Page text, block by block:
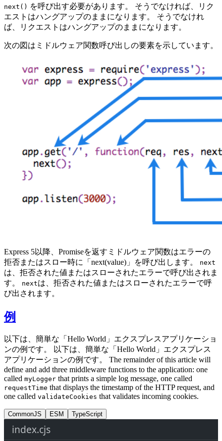
next() を呼び出す必要があります。 そうでなければ、リク
エストはハングアップのままになります。 そうでなけれ
ば、リクエストはハングアップのままになります。
次の図はミドルウェア関数呼び出しの要素を示しています。
Express 5以降、Promiseを返すミドルウェア関数はエラーの
拒否またはスロー時に「next(value)」を呼び出します。
next
は、拒否された値またはスローされたエラーで呼び出されま
す。
nextは、拒否された値またはスローされたエラーで呼
び出されます。
例
以下は、簡単な「Hello World」エクスプレスアプリケーショ
ンの例です。 以下は、簡単な「Hello World」エクスプレス
アプリケーションの例です。 The remainder of this article will
define and add three middleware functions to the application: one
called myLogger that prints a simple log message, one called
requestTime that displays the timestamp of the HTTP request, and
one called validateCookies that validates incoming cookies.
CommonJS ESM TypeScript
index.cjs